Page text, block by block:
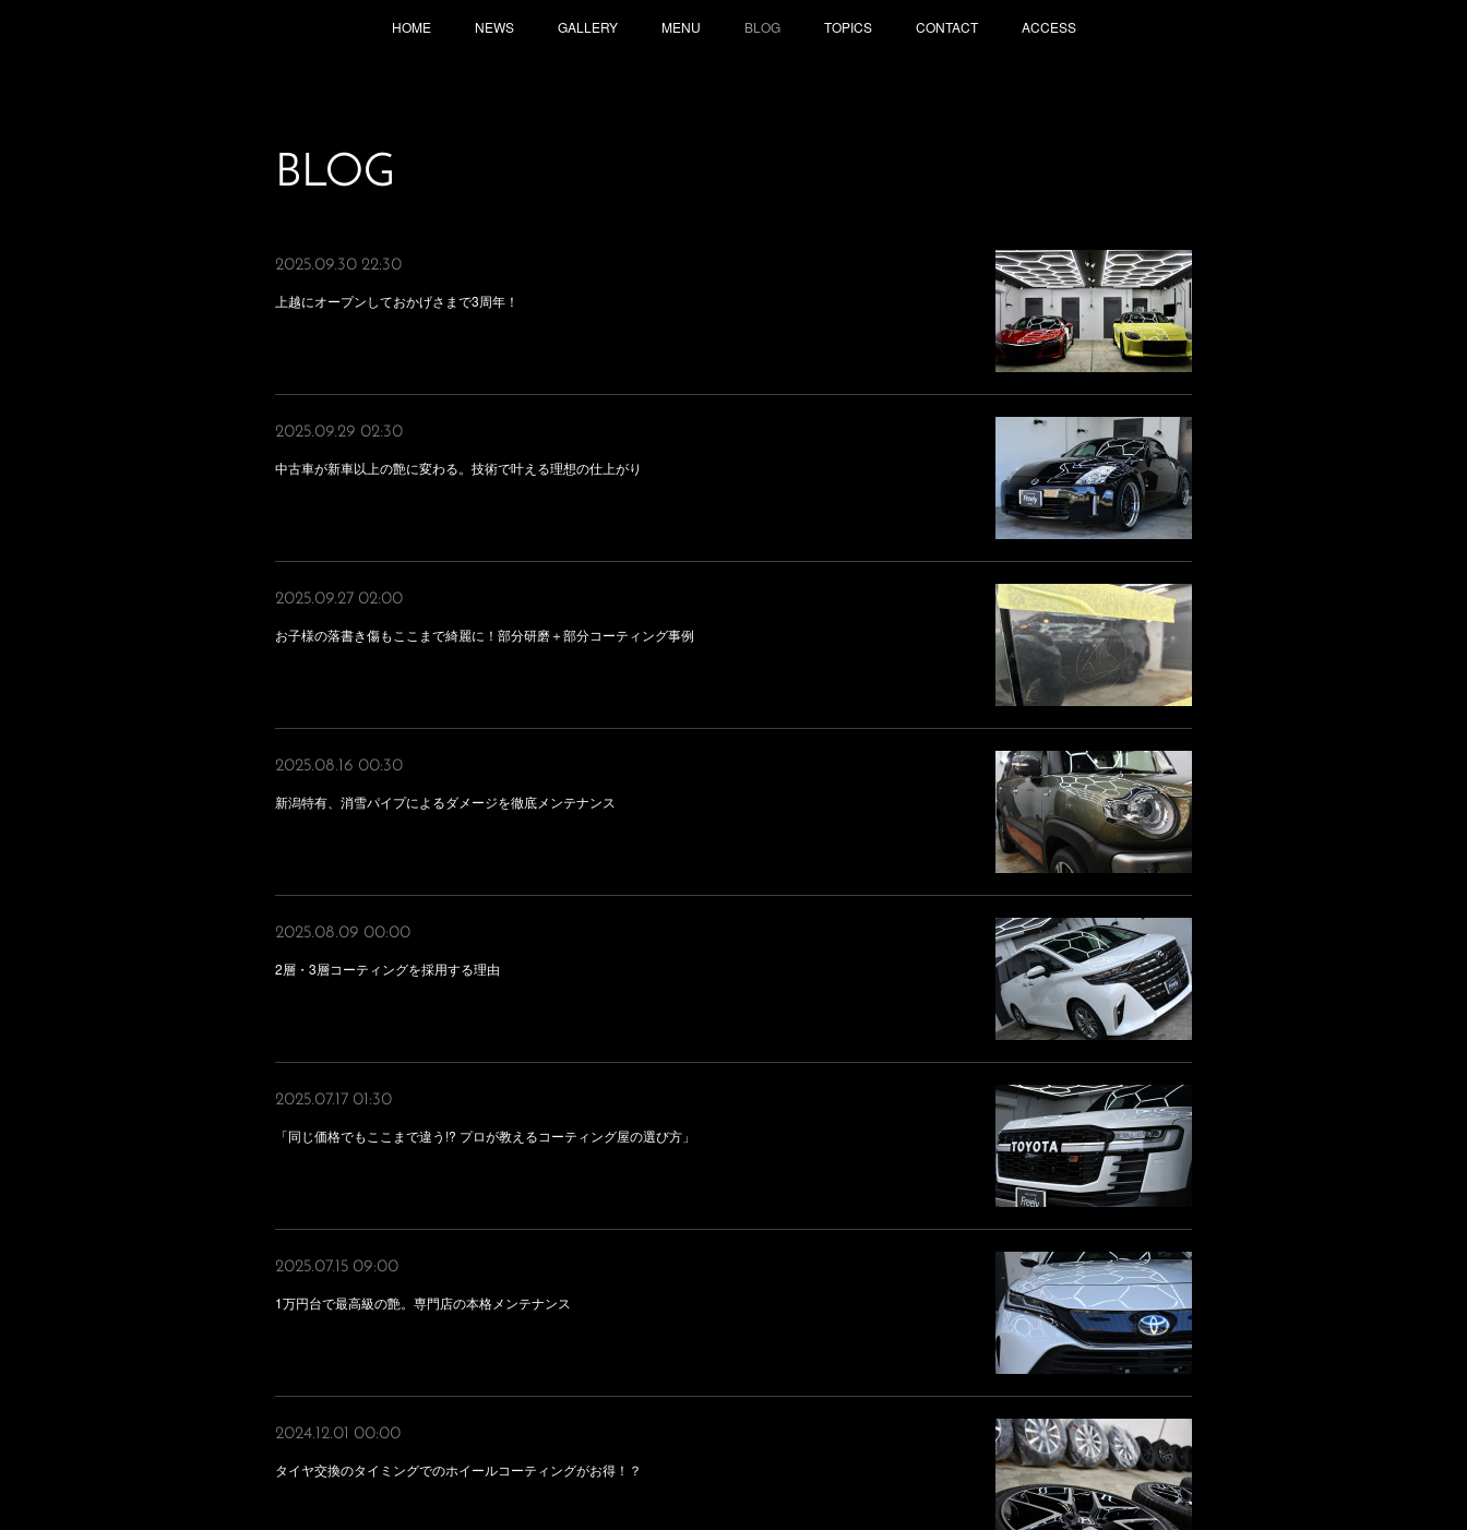
HOME NEWS GALLERY MENU BLOG TOPICS CONTACT ACCESS
BLOG
2025.09.30 22:30
上越にオープンしておかげさまで3周年！
2025.09.29 02:30
中古車が新車以上の艶に変わる。技術で叶える理想の仕上がり
2025.09.27 02:00
お子様の落書き傷もここまで綺麗に！部分研磨＋部分コーティング事例
2025.08.16 00:30
新潟特有、消雪パイプによるダメージを徹底メンテナンス
2025.08.09 00:00
2層・3層コーティングを採用する理由
2025.07.17 01:30
「同じ価格でもここまで違う!? プロが教えるコーティング屋の選び方」
2025.07.15 09:00
1万円台で最高級の艶。専門店の本格メンテナンス
2024.12.01 00:00
タイヤ交換のタイミングでのホイールコーティングがお得！？